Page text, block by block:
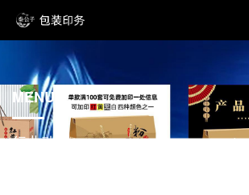
MENU
行业动态